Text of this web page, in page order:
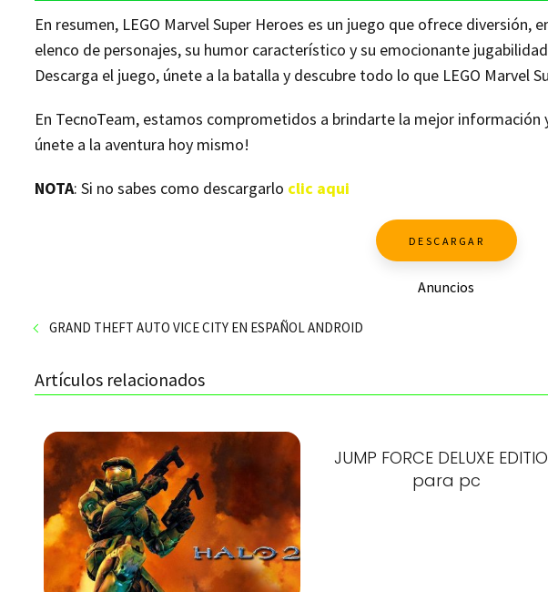
En resumen, LEGO Marvel Super Heroes es un juego que ofrece diversión,
elenco de personajes, su humor característico y su emocionante
Descarga el juego, únete a la batalla y descubre todo lo que LEGO Marvel
En TecnoTeam, estamos comprometidos a brindarte la mejor información
únete a la aventura hoy mismo!
NOTA: Si no sabes como descargarlo clic aqui
DESCARGAR
Anuncios
GRAND THEFT AUTO VICE CITY EN ESPAÑOL ANDROID
Artículos relacionados
JUMP FORCE DELUXE
para pc